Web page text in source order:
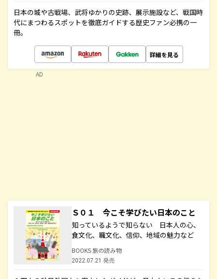
日本の城や古戦場、武将ゆかりの史跡、展示施設など、戦国時
代にまつわるスポットを徹底ガイドする歴史ファン必携の一
冊。
詳細を見る
Ｓ０１ 今こそ学びたい日本のこと
知っているようで知らない 日本人の心、
食文化、職文化、信仰、地域の魅力など
BOOKS 旅の読み物
2022.07.21 発売
AD